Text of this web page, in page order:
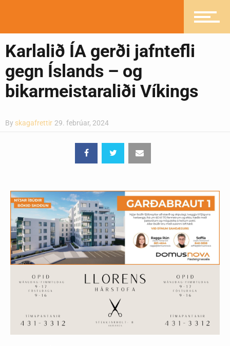
Ljósmyndasafn
Karlalið ÍA gerði jafntefli
gegn Íslands – og
bikarmeistaraliði Víkings
By skagafrettir 29. febrúar, 2024